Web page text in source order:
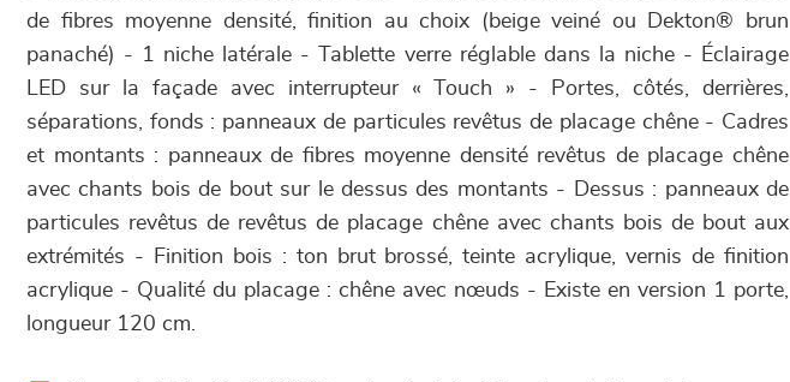
de fibres moyenne densité, finition au choix (beige veiné ou Dekton® brun
panaché) - 1 niche latérale - Tablette verre réglable dans la niche - Éclairage
LED sur la façade avec interrupteur « Touch » - Portes, côtés, derrières,
séparations, fonds : panneaux de particules revêtus de placage chêne - Cadres
et montants : panneaux de fibres moyenne densité revêtus de placage chêne
avec chants bois de bout sur le dessus des montants - Dessus : panneaux de
particules revêtus de revêtus de placage chêne avec chants bois de bout aux
extrémités - Finition bois : ton brut brossé, teinte acrylique, vernis de finition
acrylique - Qualité du placage : chêne avec nœuds - Existe en version 1 porte,
longueur 120 cm.